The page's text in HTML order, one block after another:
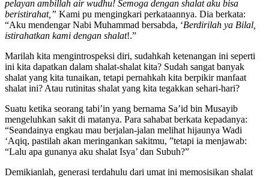
Kemudian datanglah waktu shalat. Dia pun memanggilnya,“Wahai
pelayan ambillah air wudhu! Semoga dengan shalat aku bisa
beristirahat,”Kami pu mengingkari perkataannya. Dia berkata:
“Aku mendengar Nabi Muhammad bersabda, ‘
Marilah kita mengintrospeksi diri, sudahkah ketenangan ini seperti
ini kita dapatkan dalam shalat-shalat kita? Sudah sangat banyak
shalat yang kita tunaikan, tetapi pernahkah kita berpikir manfaat
Suatu ketika seorang tabi’in yang bernama Sa’id bin Musayib
mengeluhkan sakit di matanya. Para sahabat berkata kepadanya:
“Seandainya engkau mau berjalan-jalan melihat hijaunya Wadi
‘Aqiq, pastilah akan meringankan sakitmu, ”tetapi ia menjawab: